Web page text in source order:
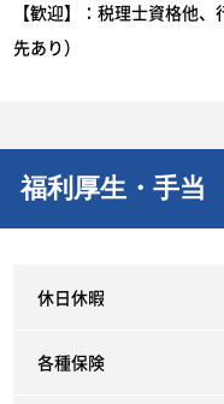
【歓迎】：税理士資格他
先あり）
福利厚生・手当
休日休暇
各種保険